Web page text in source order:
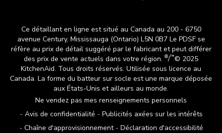
Ce détaillant en ligne est situé au Canada au 200 - 6750
avenue Century, Mississauga (Ontario) L5N 0B7 Le PDSF se
réfère au prix de détail suggéré par le fabricant et peut différer
des prix de vente actuels dans votre région. ®/™© 2025
KitchenAid. Tous droits réservés. Utilisée sous licence au
Canada. La forme du batteur sur socle est une marque déposée
aux États-Unis et ailleurs au monde.
Ne vendez pas mes renseignements personnels
Avis de confidentialité
Publicités axées sur les intérêts
Chaîne d'approvisionnement
Déclaration d'accessibilité